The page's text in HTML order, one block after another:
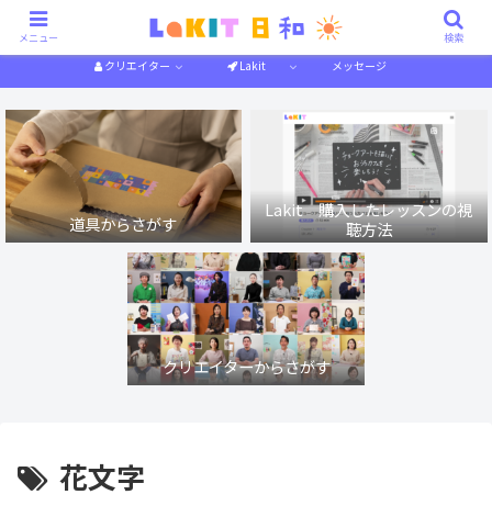
作り方解説 特集一覧
クリエイター Lakit メッセージ
道具からさがす
Lakit 購入したレッスンの視
聴方法
クリエイターからさがす
花文字
メニュー 検索